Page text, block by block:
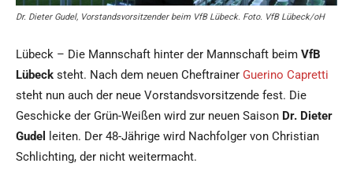
Dr. Dieter Gudel, Vorstandsvorsitzender beim VfB Lübeck. Foto. VfB Lübeck/oH
Lübeck – Die Mannschaft hinter der Mannschaft beim VfB
Lübeck steht. Nach dem neuen Cheftrainer Guerino Capretti
steht nun auch der neue Vorstandsvorsitzende fest. Die
Geschicke der Grün-Weißen wird zur neuen Saison Dr. Dieter
Gudel
leiten. Der 48-Jährige wird Nachfolger von Christian
Schlichting, der nicht weitermacht.